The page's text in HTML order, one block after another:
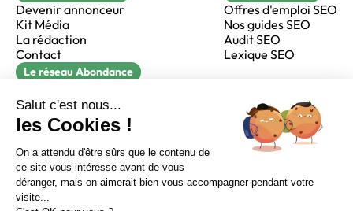
Sur LinkedIn Sur Youtube
Sur X Sur Facebook
Devenir annonceur
Kit Média
La rédaction
Contact
Offres d'emploi SEO
Nos guides SEO
Audit SEO
Lexique SEO
Le réseau Abondance
Réacteur
alfie formation